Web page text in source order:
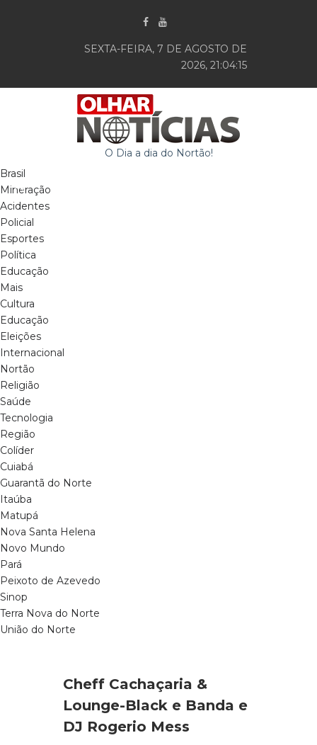
SEXTA-FEIRA, 7 DE AGOSTO DE
2026, 21:04:16
O Dia a dia do Nortão!
Brasil
Mineração
Acidentes
Policial
Esportes
Política
Educação
Mais
Cultura
Educação
Eleições
Internacional
Nortão
Religião
Saúde
Tecnologia
Região
Colíder
Cuiabá
Guarantã do Norte
Itaúba
Matupá
Nova Santa Helena
Novo Mundo
Pará
Peixoto de Azevedo
Sinop
Terra Nova do Norte
União do Norte
Cheff Cachaçaria &
Lounge-Black e Banda e
DJ Rogerio Mess